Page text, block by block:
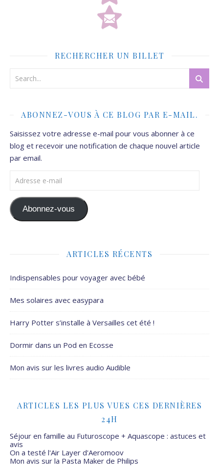
RECHERCHER UN BILLET
ABONNEZ-VOUS À CE BLOG PAR E-MAIL.
Saisissez votre adresse e-mail pour vous abonner à ce
blog et recevoir une notification de chaque nouvel article
par email.
Adresse e-mail
Abonnez-vous
ARTICLES RÉCENTS
Indispensables pour voyager avec bébé
Mes solaires avec easypara
Harry Potter s’installe à Versailles cet été !
Dormir dans un Pod en Ecosse
Mon avis sur les livres audio Audible
ARTICLES LES PLUS VUES CES DERNIÈRES
24H
Séjour en famille au Futuroscope + Aquascope : astuces et
avis
On a testé l'Air Layer d'Aeromoov
Mon avis sur la Pasta Maker de Philips